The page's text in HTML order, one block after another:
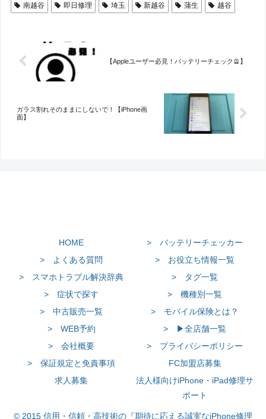
南越谷
即日修理 埼玉 新越谷 蒲生 越谷
【Appleユーザー必見！バッテリーチェック🪫】
ガラス割れそのままにしないで！【iPhone画
面】
HOME
> バッテリーチェッカー
> よくある質問
> お役立ち情報一覧
> スマホトラブル解決辞典
> タグ一覧
> 症状で探す
> 機種別一覧
> 中古販売一覧
> モバイル保険とは？
> WEB予約
> ▶全店舗一覧
> 会社概要
> プライバシーポリシー
> 保証規定と免責事項
FC加盟店募集
求人募集
法人様向けiPhone・iPad修理サ
ポート
© 2015 信用・信頼・高技術の『期待に応える誠実なiPhone修理